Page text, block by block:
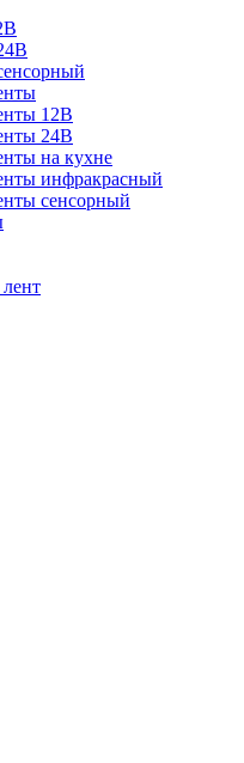
12В
24В
на кухне
инфракрасный
сенсорный